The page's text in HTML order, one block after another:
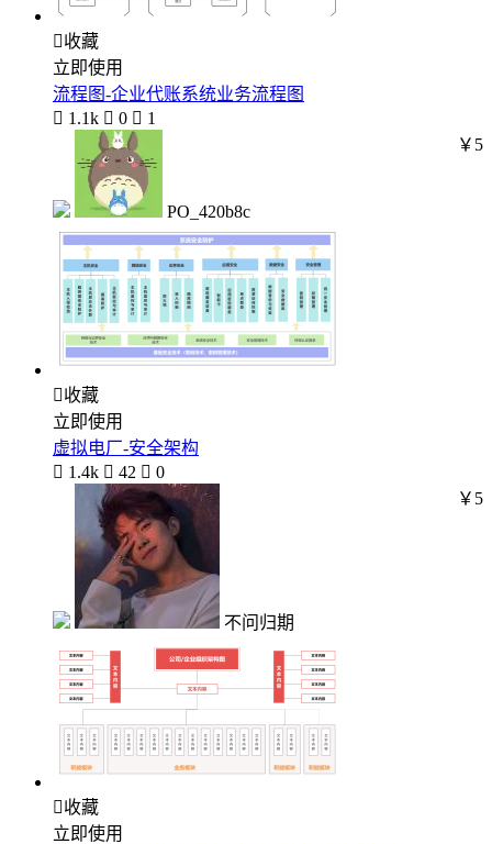
收藏
立即使用
流程图-企业代账系统业务流程图
 1.1k  0  1
PO_420b8c
￥5
收藏
立即使用
虚拟电厂-安全架构
 1.4k  42  0
不问归期
￥5
收藏
立即使用